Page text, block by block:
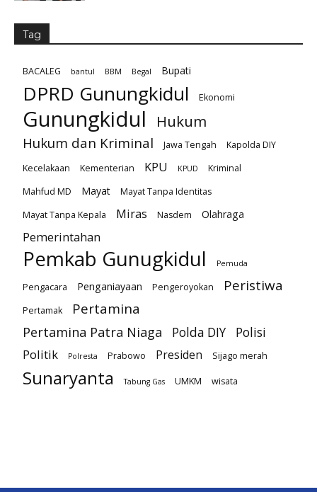
Tag
BACALEG bantul BBM Begal Bupati
DPRD Gunungkidul Ekonomi
Gunungkidul Hukum
Hukum dan Kriminal Jawa Tengah
Kapolda DIY
Kecelakaan
Kementerian KPU KPUD
Kriminal
Mahfud MD
Mayat
Mayat Tanpa Identitas
Mayat Tanpa Kepala
Miras Nasdem Olahraga
Pemerintahan
Pemkab Gunugkidul Pemuda
Pengacara Penganiayaan Pengeroyokan Peristiwa
Pertamak Pertamina
Pertamina Patra Niaga Polda DIY
Polisi
Politik
Polresta Prabowo Presiden Sijago merah
Sunaryanta Tabung Gas UMKM wisata